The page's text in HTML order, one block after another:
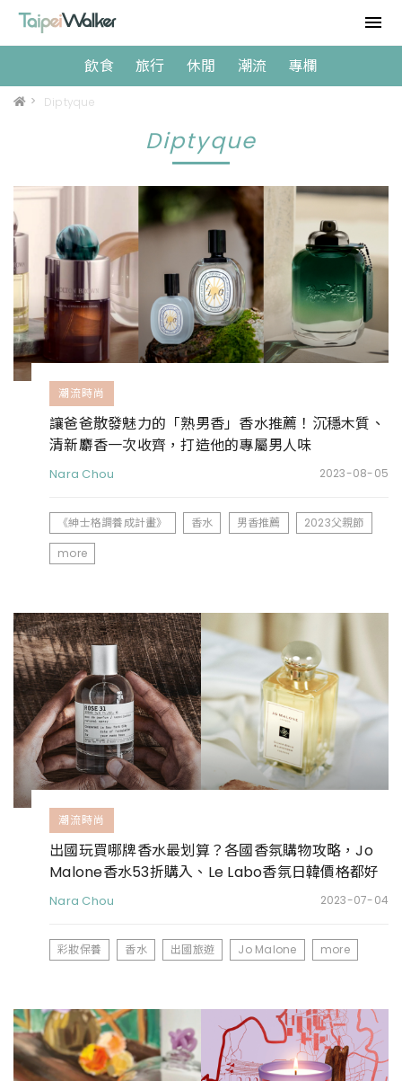
飲食 旅行 休閒 潮流 專欄
> Diptyque
Diptyque
潮流時尚
讓爸爸散發魅力的「熟男香」香水推薦！沉穩木質、
清新麝香一次收齊，打造他的專屬男人味
Nara Chou 2023-08-05
《紳士格調養成計畫》 香水 男香推薦
2023父親節
more
潮流時尚
出國玩買哪牌香水最划算？各國香氛購物攻略，Jo
Malone香水53折購入、Le Labo香氛日韓價格都好
甜
Nara Chou 2023-07-04
彩妝保養 香水 出國旅遊 Jo Malone more